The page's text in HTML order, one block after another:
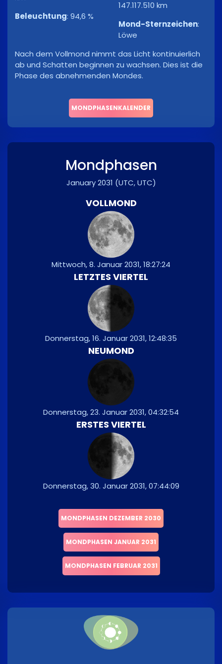
Beleuchtung: 94,6 %
147.117.510 km
Mond-Sternzeichen:
Löwe
Nach dem Vollmond nimmt das Licht kontinuierlich
ab und Schatten beginnen zu wachsen. Dies ist die
Phase des abnehmenden Mondes.
MONDPHASENKALENDER
Mondphasen
January 2031 (UTC, UTC)
VOLLMOND
Mittwoch, 8. Januar 2031, 18:27:24
LETZTES VIERTEL
Donnerstag, 16. Januar 2031, 12:48:35
NEUMOND
Donnerstag, 23. Januar 2031, 04:32:54
ERSTES VIERTEL
Donnerstag, 30. Januar 2031, 07:44:09
MONDPHASEN DEZEMBER 2030
MONDPHASEN JANUAR 2031
MONDPHASEN FEBRUAR 2031